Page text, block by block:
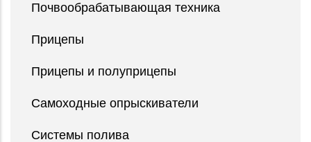
Почвообрабатывающая техника
Прицепы
Прицепы и полуприцепы
Самоходные опрыскиватели
Системы полива